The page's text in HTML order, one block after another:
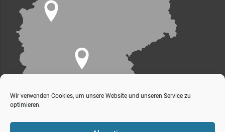
Wir verwenden Cookies, um unsere Website und unseren Service zu
optimieren.